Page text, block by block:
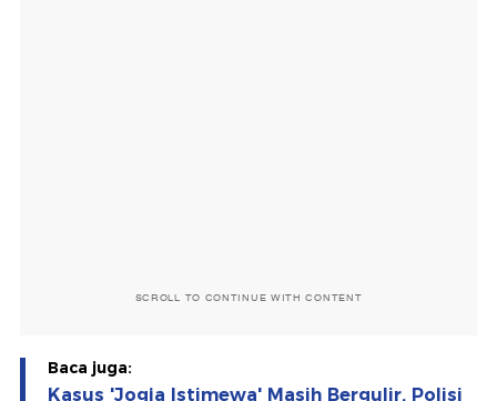
SCROLL TO CONTINUE WITH CONTENT
Baca juga:
Kasus 'Jogja Istimewa' Masih Bergulir, Polisi